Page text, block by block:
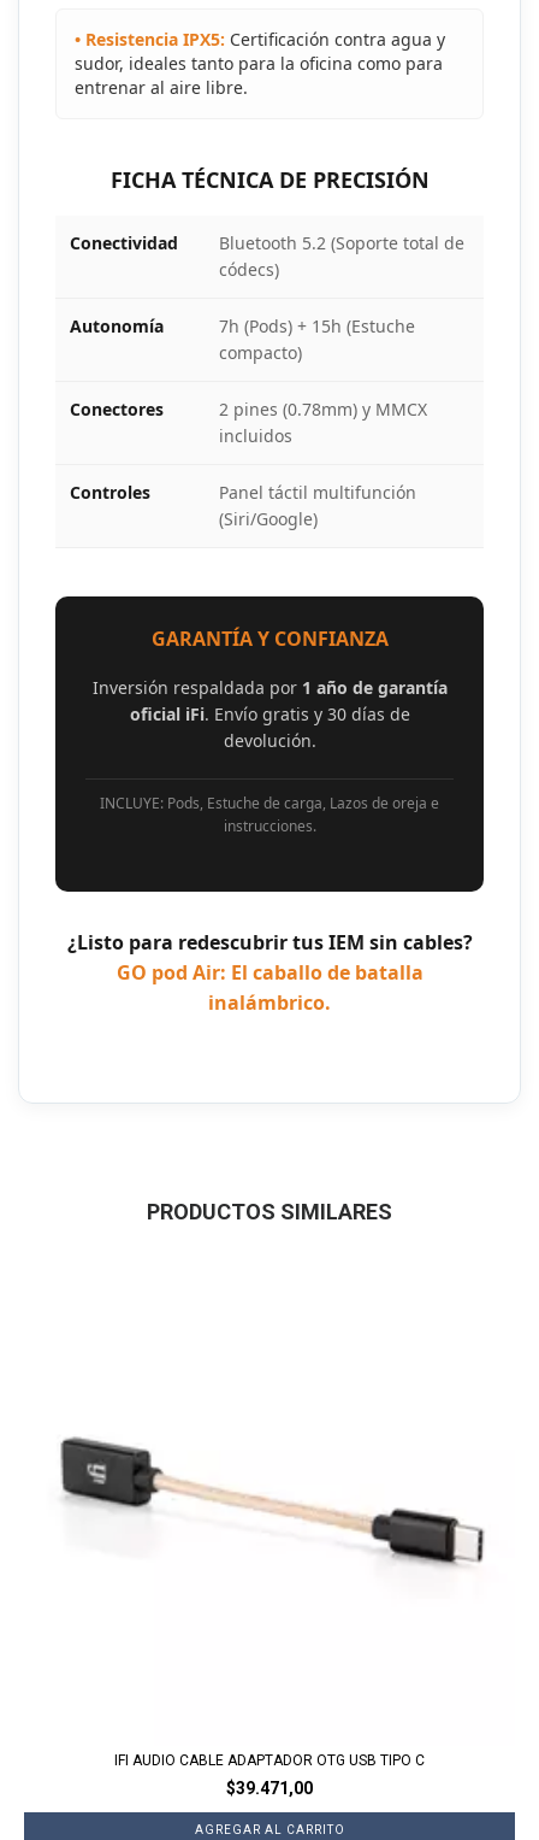
• Resistencia IPX5: Certificación contra agua y
sudor, ideales tanto para la oficina como para
entrenar al aire libre.
FICHA TÉCNICA DE PRECISIÓN
Conectividad
Bluetooth 5.2 (Soporte total de
códecs)
Autonomía
7h (Pods) + 15h (Estuche
compacto)
Conectores
2 pines (0.78mm) y MMCX
incluidos
Controles
Panel táctil multifunción
(Siri/Google)
GARANTÍA Y CONFIANZA
Inversión respaldada por 1 año de garantía
oficial iFi. Envío gratis y 30 días de
devolución.
INCLUYE: Pods, Estuche de carga, Lazos de oreja e
instrucciones.
¿Listo para redescubrir tus IEM sin cables?
GO pod Air: El caballo de batalla
inalámbrico.
PRODUCTOS SIMILARES
IFI AUDIO CABLE ADAPTADOR OTG USB TIPO C
$39.471,00